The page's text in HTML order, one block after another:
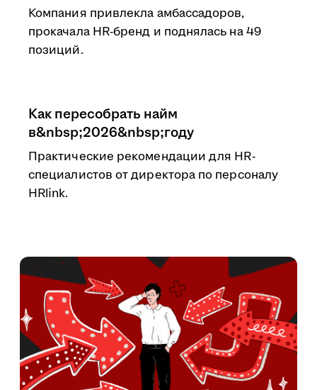
Компания привлекла амбассадоров,
прокачала HR-бренд и поднялась на 49
позиций.
Как пересобрать найм
в&nbsp;2026&nbsp;году
Практические рекомендации для HR-
специалистов от директора по персоналу
HRlink.